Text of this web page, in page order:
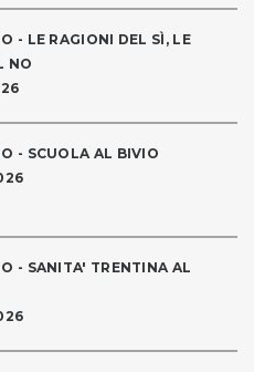
- LE RAGIONI DEL SÌ, LE
NO
- SCUOLA AL BIVIO
- SANITA' TRENTINA AL